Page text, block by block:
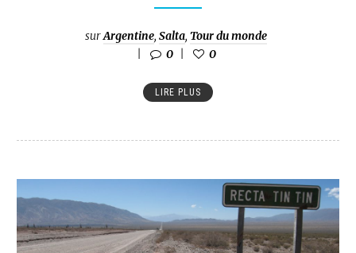
surArgentine, Salta, Tour du monde
0
0
LIRE PLUS